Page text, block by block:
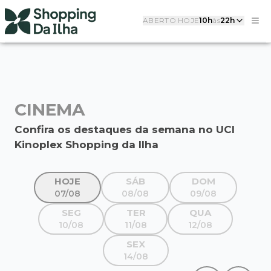
ABERTO HOJE10hàs22h
CINEMA
Confira os destaques da semana no UCI
Kinoplex Shopping da Ilha
HOJE
07/08
SÁB
08/08
DOM
09/08
SEG
10/08
TER
11/08
QUA
12/08
SEX
14/08